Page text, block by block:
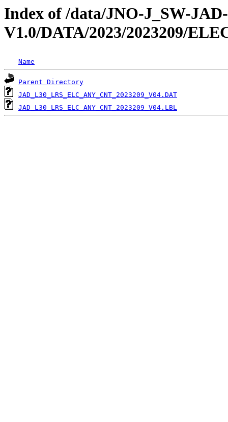
Index of /data/JNO-J_SW-
V1.0/DATA/2023/2023209/
Name
Parent Directory
JAD_L30_LRS_ELC_ANY_CNT_2023209_V04.DAT
JAD_L30_LRS_ELC_ANY_CNT_2023209_V04.LBL